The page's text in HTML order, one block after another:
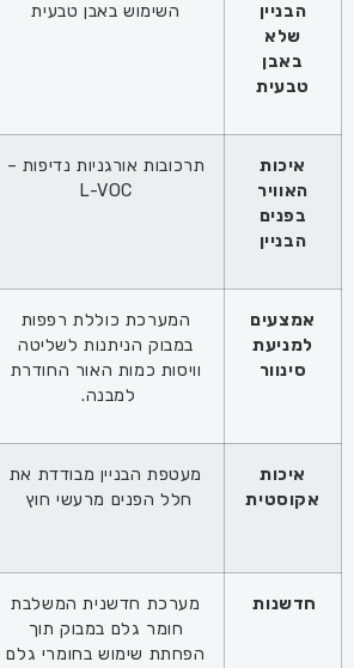
הבניין
שלא
באבן
טבעית
השימוש באבן טבעית
איכות
האוויר
בפנים
הבניין
תרכובות אורגניות נדיפות –
L-VOC
אמצעים
למניעת
סינוור
המערכת כוללת רפפות
במבוק הניתנות לשליטה
וויסות כמות האור החודרת
למבנה.
איכות
אקוסטית
מעטפת הבניין מבודדת את
חלל הפנים מרעשי חוץ
חדשנות
מערכת חדשנית המשלבת
חומר גלם במבוק תוך
הפחתת שימוש בחומרי גלם